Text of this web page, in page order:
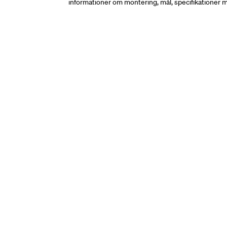
informationer om montering, mål, specifikationer